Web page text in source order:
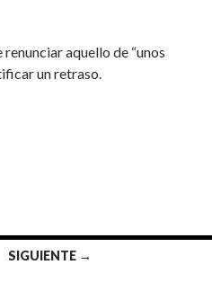
aquello de “unos
un retraso.
SIGUIENTE →